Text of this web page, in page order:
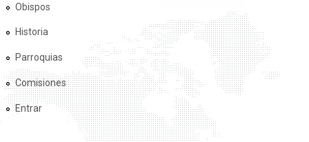
Obispos
Historia
Parroquias
Comisiones
Entrar